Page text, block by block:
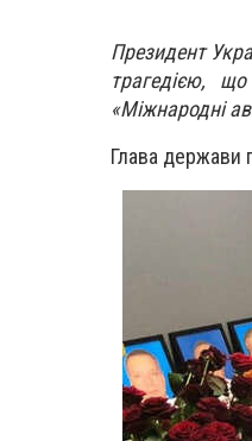
Президент
трагедією,
«Міжнародні
Глава держави